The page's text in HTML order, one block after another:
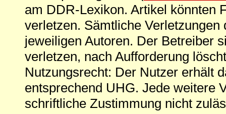
am DDR-Lexikon. Artikel könnten
verletzen. Sämtliche
jeweiligen Autoren. Der Betreiber
verletzen, nach Aufforderung
Nutzungsrecht: Der Nutzer erhält
entsprechend UHG. Jede weitere
schriftliche Zustimmung nicht